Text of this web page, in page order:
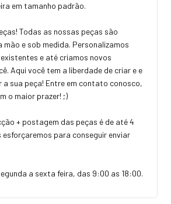
em tamanho padrão.
Todas as nossas peças são
e sob medida. Personalizamos
e até criamos novos
Aqui você tem a liberdade de criar e e
a sua peça! Entre em contato conosco,
o maior prazer! ;)
+ postagem das peças é de até 4
esforçaremos para conseguir enviar
a sexta feira, das 9:00 as 18:00.